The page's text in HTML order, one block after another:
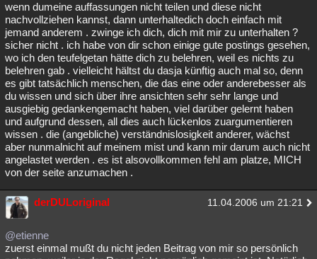
wenn dumeine auffassungen nicht teilen und diese nicht
nachvollziehen kannst, dann unterhaltedich doch einfach mit
jemand anderem . zwinge ich dich, dich mit mir zu unterhalten ?
sicher nicht . ich habe von dir schon einige gute postings gesehen,
wo ich den teufelgetan hätte dich zu belehren, weil es nichts zu
belehren gab . vielleicht hältst du dasja künftig auch mal so, denn
es gibt tatsächlich menschen, die das eine oder anderebesser als
du wissen und sich über ihre ansichten sehr sehr lange und
ausgiebig gedankengemacht haben, viel darüber gelernt haben
und aufgrund dessen, all dies auch lückenlos zuargumentieren
wissen . die (angebliche) verständnislosigkeit anderer, wächst
aber nunmalnicht auf meinem mist und kann mir darum auch nicht
angelastet werden . es ist alsovollkommen fehl am platze, MICH
von der seite anzumachen .
derDULoriginal 11.04.2006 um 21:21
@etienne
zuerst einmal mußt du nicht jeden Beitrag von mir so persönlich